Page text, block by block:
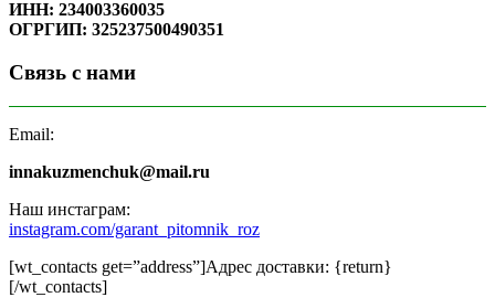
ИНН: 234003360035
ОГРГИП: 325237500490351
Связь с нами
Email:
innakuzmenchuk@mail.ru
Наш инстаграм:
instagram.com/garant_pitomnik_roz
[wt_contacts get=”address”]Адрес доставки: {return}
[/wt_contacts]